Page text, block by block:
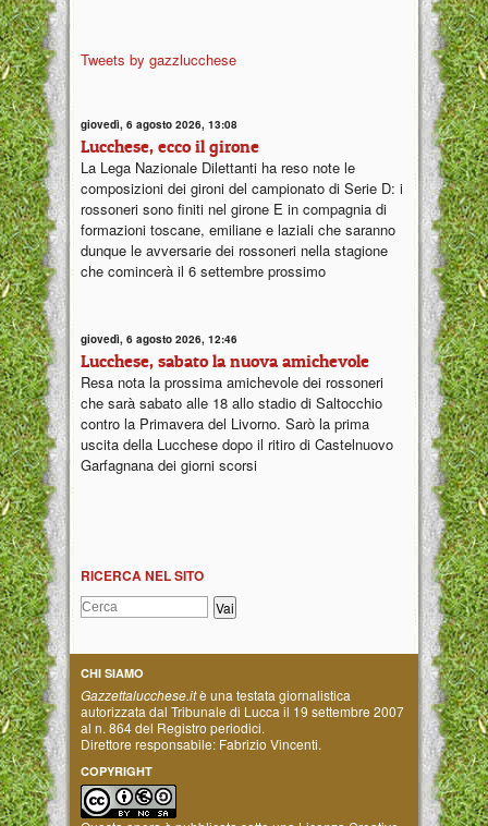
Tweets by gazzlucchese
giovedì, 6 agosto 2026, 13:08
Lucchese, ecco il girone
La Lega Nazionale Dilettanti ha reso note le
composizioni dei gironi del campionato di Serie D: i
rossoneri sono finiti nel girone E in compagnia di
formazioni toscane, emiliane e laziali che saranno
dunque le avversarie dei rossoneri nella stagione
che comincerà il 6 settembre prossimo
giovedì, 6 agosto 2026, 12:46
Lucchese, sabato la nuova amichevole
Resa nota la prossima amichevole dei rossoneri
che sarà sabato alle 18 allo stadio di Saltocchio
contro la Primavera del Livorno. Sarò la prima
uscita della Lucchese dopo il ritiro di Castelnuovo
Garfagnana dei giorni scorsi
RICERCA NEL SITO
CHI SIAMO
Gazzettalucchese.itè una testata giornalistica
autorizzata dal Tribunale di Lucca il 19 settembre 2007
al n. 864 del Registro periodici.
Direttore responsabile: Fabrizio Vincenti.
COPYRIGHT